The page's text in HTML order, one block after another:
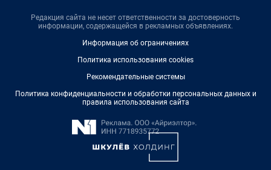
Редакция сайта не несет ответственности за достоверность
информации, содержащейся в рекламных объявлениях.
Информация об ограничениях
Политика использования cookies
Рекомендательные системы
Политика конфиденциальности и обработки персональных данных и
правила использования сайта